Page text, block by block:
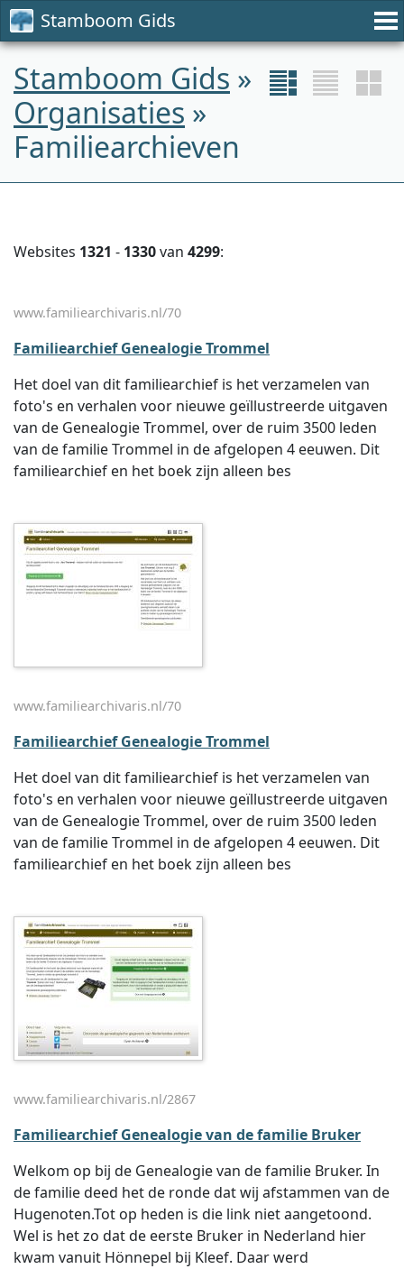
Stamboom Gids
Stamboom Gids »
Organisaties »
Familiearchieven
Websites 1321 - 1330van 4299:
www.familiearchivaris.nl/70
Familiearchief Genealogie Trommel
Het doel van dit familiearchief is het verzamelen van
foto's en verhalen voor nieuwe geïllustreerde uitgaven
van de Genealogie Trommel, over de ruim 3500 leden
van de familie Trommel in de afgelopen 4 eeuwen. Dit
familiearchief en het boek zijn alleen bes
www.familiearchivaris.nl/70
Familiearchief Genealogie Trommel
Het doel van dit familiearchief is het verzamelen van
foto's en verhalen voor nieuwe geïllustreerde uitgaven
van de Genealogie Trommel, over de ruim 3500 leden
van de familie Trommel in de afgelopen 4 eeuwen. Dit
familiearchief en het boek zijn alleen bes
www.familiearchivaris.nl/2867
Familiearchief Genealogie van de familie Bruker
Welkom op bij de Genealogie van de familie Bruker. In
de familie deed het de ronde dat wij afstammen van de
Hugenoten.Tot op heden is die link niet aangetoond.
Wel is het zo dat de eerste Bruker in Nederland hier
kwam vanuit Hönnepel bij Kleef. Daar werd